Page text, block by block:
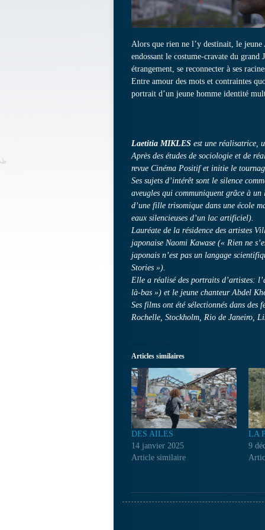
Alors que rien ne l’y destinait, le
endossant le costume-cravate du
étrangement, se reconnecter à ses
Entre amour des mots et contraintes
portrait d’un jeune homme identité
Laetitia MIKLES est une réalisatrice,
Après des études de sociologie et de
revue Cinéma Positif et initie le
Ses sujets d’intérêt sont le silence
aveugles qui communiquent grâce à
d’une fille trisomique dans une école
eaux silencieuses d’un lac artificiel).
Lauréate de la résidence des artistes
japonaise Naomi Kawase (« Rien ne
japonais n’est pas un langage
Stories »).
Elle a réalisé des portraits d’artistes:
là-bas ») et le jeune chanteur Abdel
Ses films ont été sélectionnés dans
Rochelle, Stockholm, Rio de Janeiro,
Articles similaires
DES AILES
14 janvier 2025
Article similaire
LA
9